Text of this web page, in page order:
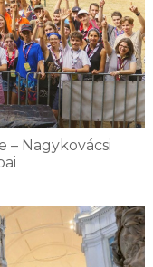
– Nagykovácsi